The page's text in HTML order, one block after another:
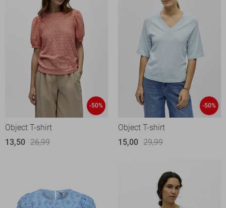
-50%
Object T-shirt
13,50 26,99
-50%
Object T-shirt
15,00 29,99